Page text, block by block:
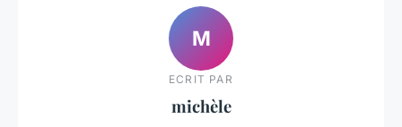
M
ECRIT PAR
michèle